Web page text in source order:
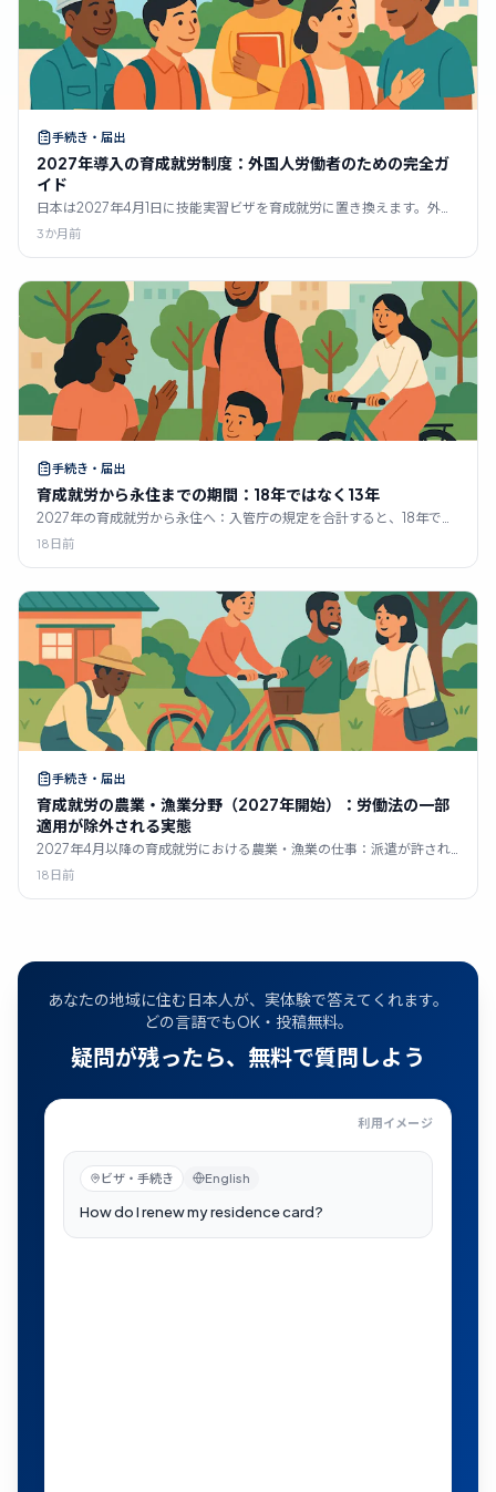
手続き・届出
2027年導入の育成就労制度：外国人労働者のための完全ガ
イド
日本は2027年4月1日に技能実習ビザを育成就労に置き換えます。外国
人労働者向けの2026年完全ガイド：17分野、転籍ルール、A1日本語要
件、特定技能1号・2号への経路、そして既存の実習生の多くが見落と
す2026年4月1日の期限について解説します。
3か月前
手続き・届出
育成就労から永住までの期間：18年ではなく13年
2027年の育成就労から永住へ：入管庁の規定を合計すると、18年では
なく約13年かかります。在留資格のステップ、10年と5年の要件、そし
て多くの人々を阻む要因について解説します。
18日前
手続き・届出
育成就労の農業・漁業分野（2027年開始）：労働法の一部
適用が除外される実態
2027年4月以降の育成就労における農業・漁業の仕事：派遣が許され
る唯一の2分野である理由と、なぜ8時間労働が法的にあなたに適用さ
れないのか。
18日前
あなたの地域に住む日本人が、実体験で答えてくれます。
どの言語でもOK・投稿無料。
疑問が残ったら、無料で質問しよう
利用イメージ
在留カードの更新はどうすればいい？—近くの住民に
ビザ・手続き English
在留カードの更新はどうすればいい？